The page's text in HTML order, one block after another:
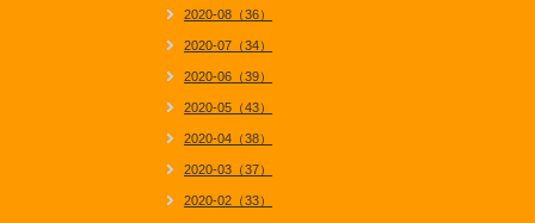
2020-08（36）
2020-07（34）
2020-06（39）
2020-05（43）
2020-04（38）
2020-03（37）
2020-02（33）